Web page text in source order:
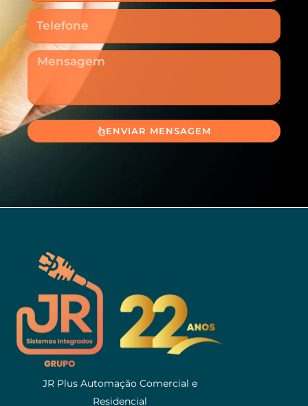
Telefone
Mensagem
ENVIAR MENSAGEM
JR Plus Automação Comercial e
Residencial